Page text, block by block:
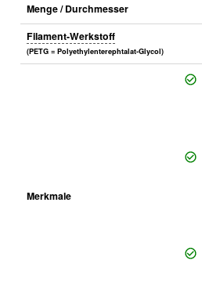
Menge / Durchmesser
Filament-Werkstoff
(PETG = Polyethylenterephtalat-Glycol)
Merkmale